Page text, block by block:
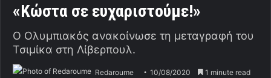
«Κώστα σε ευχαριστούμε!»
Ο Ολυμπιακός ανακοίνωσε τη μεταγραφή του
Τσιμίκα στη Λίβερπουλ.
Redaroume 10/08/2020 1 minute read